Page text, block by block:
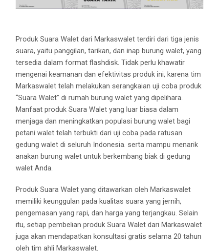
Produk Suara Walet dari Markaswalet terdiri dari tiga jenis
suara, yaitu panggilan, tarikan, dan inap burung walet, yang
tersedia dalam format flashdisk. Tidak perlu khawatir
mengenai keamanan dan efektivitas produk ini, karena tim
Markaswalet telah melakukan serangkaian uji coba produk
“Suara Walet” di rumah burung walet yang dipelihara.
Manfaat produk Suara Walet yang luar biasa dalam
menjaga dan meningkatkan populasi burung walet bagi
petani walet telah terbukti dari uji coba pada ratusan
gedung walet di seluruh Indonesia. serta mampu menarik
anakan burung walet untuk berkembang biak di gedung
walet Anda.
Produk Suara Walet yang ditawarkan oleh Markaswalet
memiliki keunggulan pada kualitas suara yang jernih,
pengemasan yang rapi, dan harga yang terjangkau. Selain
itu, setiap pembelian produk Suara Walet dari Markaswalet
juga akan mendapatkan konsultasi gratis selama 20 tahun
oleh tim ahli Markaswalet.